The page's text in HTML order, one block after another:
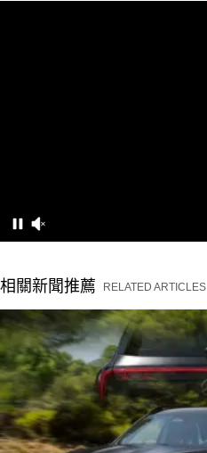
相關新聞推薦 RELATED ARTICLES